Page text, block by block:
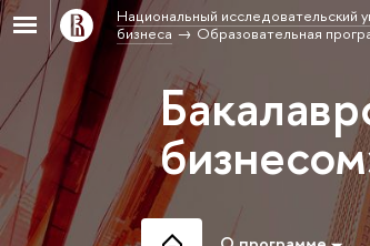
Национальный исследовательский
бизнеса
Образовательная